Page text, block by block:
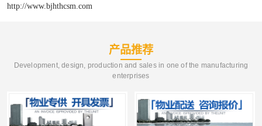
http://www.bjhthcsm.com
产品推荐
Development, design, production and sales in one of the manufacturing
enterprises